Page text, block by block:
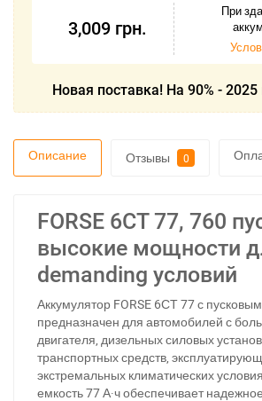
3,009 грн.
При
Новая поставка! На 90% -
Описание Отзывы 0
FORSE 6СТ 77, 760
высокие мощности
demanding условий
Аккумулятор FORSE 6СТ 77 с
предназначен для автомобилей с
двигателя, дизельных силовых
транспортных средств,
экстремальных климатических
емкость 77 А·ч обеспечивает надежное